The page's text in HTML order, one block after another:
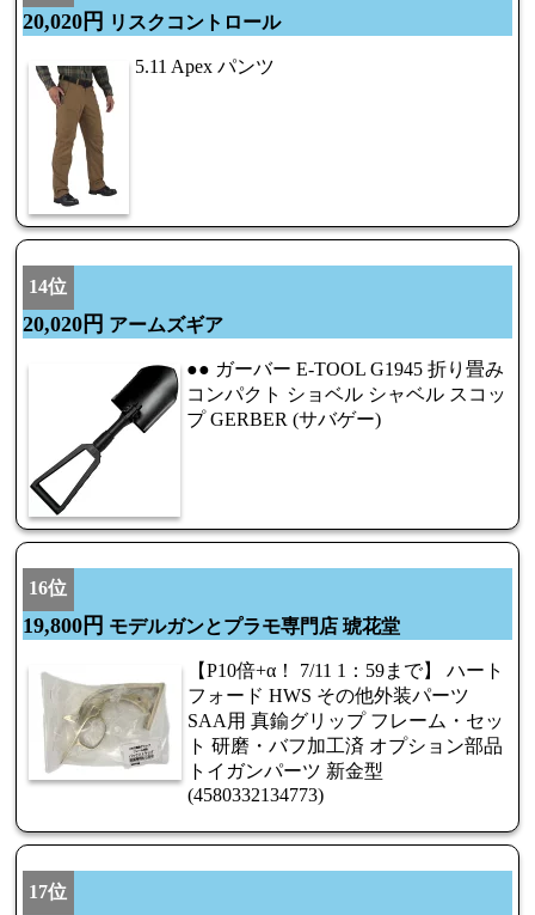
20,020円 リスクコントロール
5.11 Apex パンツ
14位
20,020円 アームズギア
●● ガーバー E-TOOL G1945 折り畳み
コンパクト ショベル シャベル スコッ
プ GERBER (サバゲー)
16位
19,800円 モデルガンとプラモ専門店 琥花堂
【P10倍+α！ 7/11 1：59まで】 ハート
フォード HWS その他外装パーツ
SAA用 真鍮グリップ フレーム・セッ
ト 研磨・バフ加工済 オプション部品
トイガンパーツ 新金型
(4580332134773)
17位